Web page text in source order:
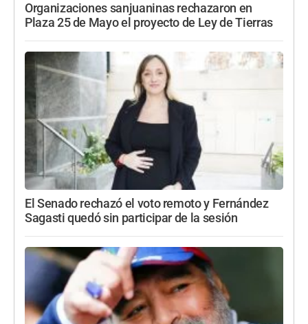
Organizaciones sanjuaninas rechazaron en
Plaza 25 de Mayo el proyecto de Ley de Tierras
El Senado rechazó el voto remoto y Fernández
Sagasti quedó sin participar de la sesión